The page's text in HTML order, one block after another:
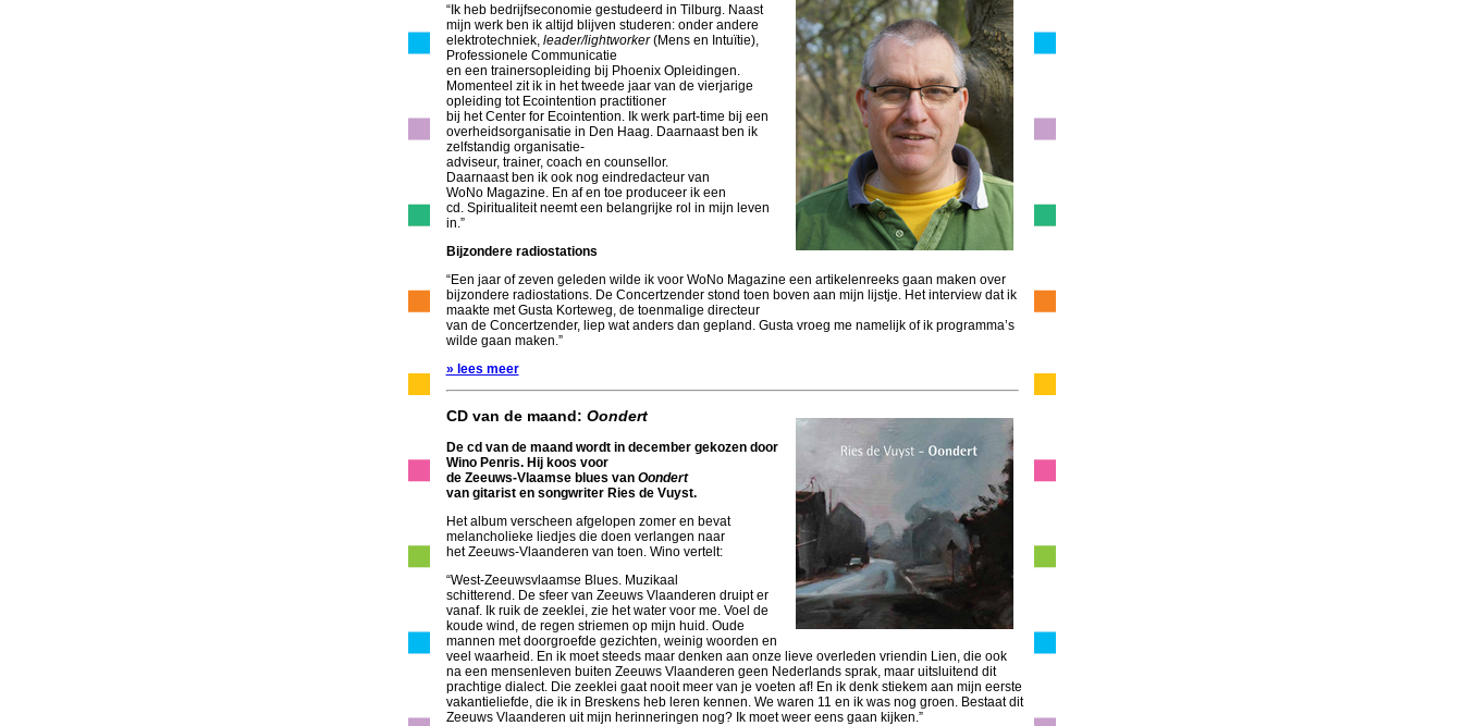
“Ik heb bedrijfseconomie gestudeerd in Tilburg. Naast
mijn werk ben ik altijd blijven studeren: onder andere
elektrotechniek, leader/lightworker(Mens en Intuïtie),
Professionele Communicatie
en een trainersopleiding bij Phoenix Opleidingen.
Momenteel zit ik in het tweede jaar van de vierjarige
opleiding tot Ecointention practitioner
bij het Center for Ecointention. Ik werk part-time bij een
overheidsorganisatie in Den Haag. Daarnaast ben ik
zelfstandig organisatie-
adviseur, trainer, coach en counsellor.
Daarnaast ben ik ook nog eindredacteur van
WoNo Magazine. En af en toe produceer ik een
cd. Spiritualiteit neemt een belangrijke rol in mijn leven
in.”
Bijzondere radiostations
“Een jaar of zeven geleden wilde ik voor WoNo Magazine een artikelenreeks gaan maken over
bijzondere radiostations. De Concertzender stond toen boven aan mijn lijstje. Het interview dat ik
maakte met Gusta Korteweg, de toenmalige directeur
van de Concertzender, liep wat anders dan gepland. Gusta vroeg me namelijk of ik programma’s
wilde gaan maken.”
» lees meer
CD van de maand: Oondert
De cd van de maand wordt in december gekozen door
Wino Penris. Hij koos voor
de Zeeuws-Vlaamse blues van Oondert
van gitarist en songwriter Ries de Vuyst.
Het album verscheen afgelopen zomer en bevat
melancholieke liedjes die doen verlangen naar
het Zeeuws-Vlaanderen van toen. Wino vertelt:
“West-Zeeuwsvlaamse Blues. Muzikaal
schitterend. De sfeer van Zeeuws Vlaanderen druipt er
vanaf. Ik ruik de zeeklei, zie het water voor me. Voel de
koude wind, de regen striemen op mijn huid. Oude
mannen met doorgroefde gezichten, weinig woorden en
veel waarheid. En ik moet steeds maar denken aan onze lieve overleden vriendin Lien, die ook
na een mensenleven buiten Zeeuws Vlaanderen geen Nederlands sprak, maar uitsluitend dit
prachtige dialect. Die zeeklei gaat nooit meer van je voeten af! En ik denk stiekem aan mijn eerste
vakantieliefde, die ik in Breskens heb leren kennen. We waren 11 en ik was nog groen. Bestaat dit
Zeeuws Vlaanderen uit mijn herinneringen nog? Ik moet weer eens gaan kijken.”